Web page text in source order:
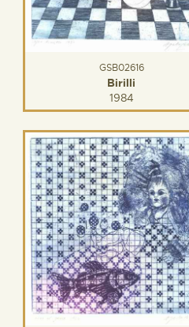
GSB02616
Birilli
1984